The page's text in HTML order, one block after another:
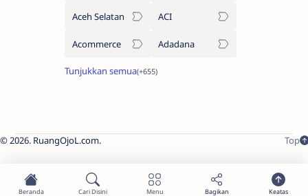
Aceh Selatan ACI
Acommerce Adadana
2026. RuangOjoL.com.